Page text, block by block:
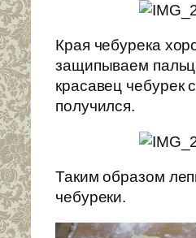
Края чебурека
защипываем
красавец чебурек
получился.
Таким образом
чебуреки.